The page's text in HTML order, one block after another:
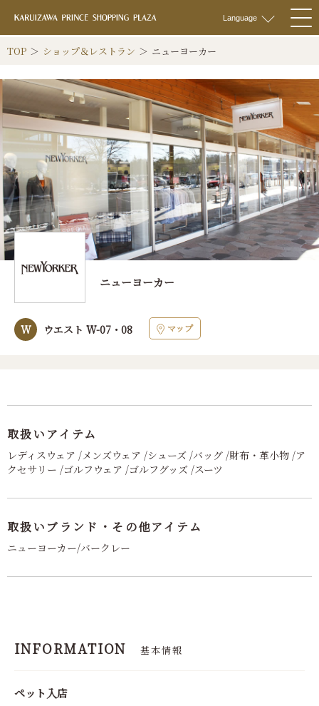
軽井沢 プリンス
Language
TOP ショップ＆レストラン ニューヨーカー
ニューヨーカー
W ウエスト W-07・08 マップ
取扱いアイテム
レディスウェア /メンズウェア /シューズ /バッグ /財布・革小物 /ア
クセサリー /ゴルフウェア /ゴルフグッズ /スーツ
取扱いブランド・その他アイテム
ニューヨーカー/バークレー
INFORMATION 基本情報
ペット入店